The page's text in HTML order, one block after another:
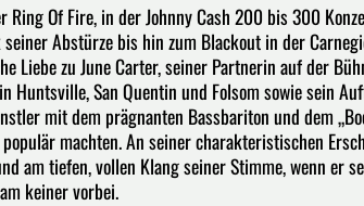
Ring Of Fire, in der Johnny Cash 200 bis 300
Abstürze bis hin zum Blackout in der
Liebe zu June Carter, seiner Partnerin auf der
Huntsville, San Quentin und Folsom sowie sein
mit dem prägnanten Bassbariton und dem
machten. An seiner charakteristischen
am tiefen, vollen Klang seiner Stimme, wenn er
keiner vorbei.